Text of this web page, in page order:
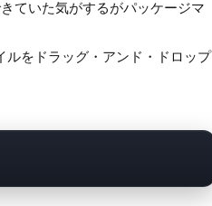
ていた気がするがパッケージマ
ルをドラッグ・アンド・ドロップ